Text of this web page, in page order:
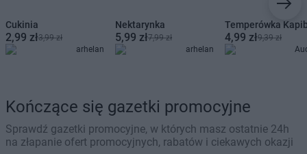
Cukinia
2,99 zł3,99 zł
arhelan
Nektarynka
5,99 zł7,99 zł
arhelan
Temperówka
4,99 zł9,39 zł
Kończące się gazetki promocyjne
Sprawdź gazetki promocyjne, w których masz ostatnie 24h
na złapanie ofert promocyjnych, rabatów i ciekawych okazji